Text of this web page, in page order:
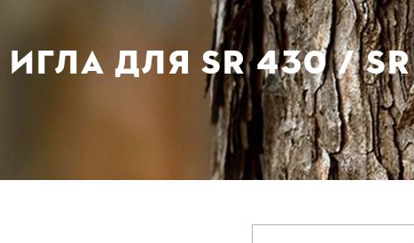
ДЛЯ SR 430 /